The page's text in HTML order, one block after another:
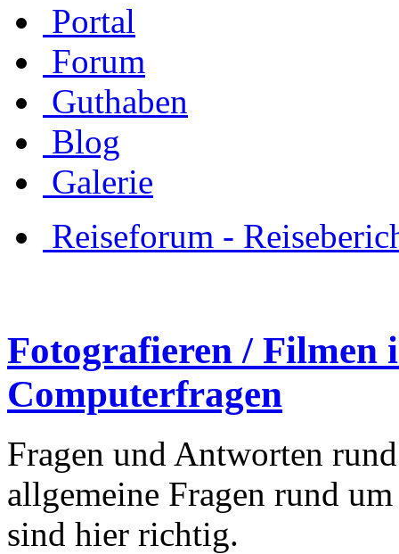
Portal
Forum
Guthaben
Blog
Galerie
Reiseforum -
Fotografieren /
Computerfragen
Fragen und Antworten
allgemeine Fragen rund
sind hier richtig.